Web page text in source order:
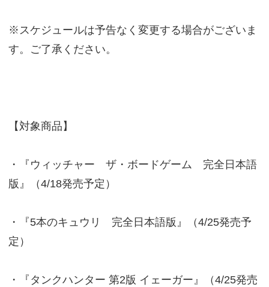
※スケジュールは予告なく変更する場合がございま
す。ご了承ください。
【対象商品】
・『ウィッチャー ザ・ボードゲーム 完全日本語
版』（4/18発売予定）
・『5本のキュウリ 完全日本語版』（4/25発売予
定）
・『タンクハンター 第2版 イェーガー』（4/25発売